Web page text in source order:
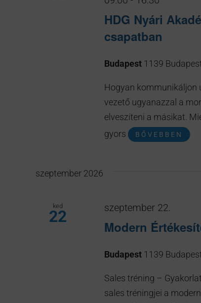
HDG Nyári
csapatban
Budapest 1139
Hogyan kommunikáljon
vezető ugyanazzal a
elveszíteni a másikat.
gyors
[...]
szeptember 2026
ked
22 szeptember 22.
Modern
Budapest 1139
Sales tréning –
sales tréningjei a